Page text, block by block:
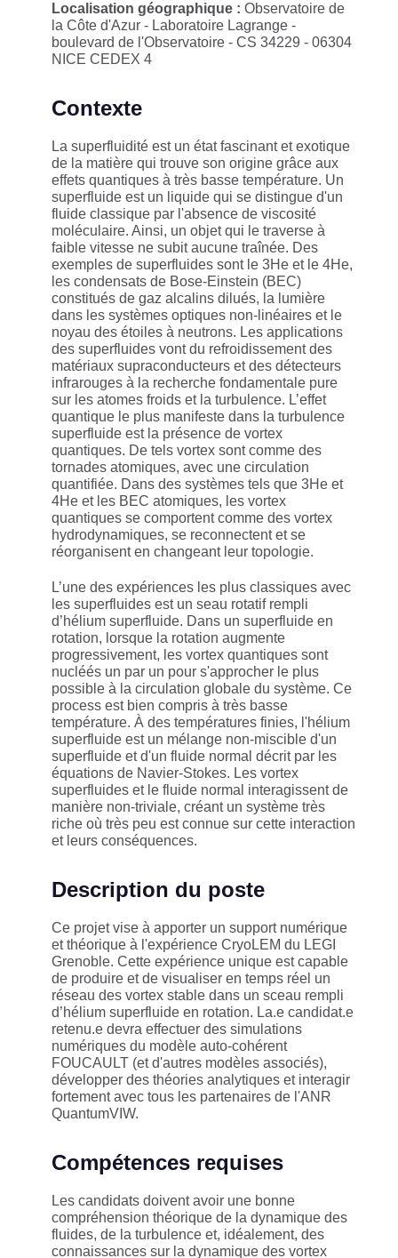
Localisation géographique : Observatoire de
la Côte d'Azur - Laboratoire Lagrange -
boulevard de l'Observatoire - CS 34229 - 06304
NICE CEDEX 4
Contexte
La superfluidité est un état fascinant et exotique
de la matière qui trouve son origine grâce aux
effets quantiques à très basse température. Un
superfluide est un liquide qui se distingue d'un
fluide classique par l'absence de viscosité
moléculaire. Ainsi, un objet qui le traverse à
faible vitesse ne subit aucune traînée. Des
exemples de superfluides sont le 3He et le 4He,
les condensats de Bose-Einstein (BEC)
constitués de gaz alcalins dilués, la lumière
dans les systèmes optiques non-linéaires et le
noyau des étoiles à neutrons. Les applications
des superfluides vont du refroidissement des
matériaux supraconducteurs et des détecteurs
infrarouges à la recherche fondamentale pure
sur les atomes froids et la turbulence. L’effet
quantique le plus manifeste dans la turbulence
superfluide est la présence de vortex
quantiques. De tels vortex sont comme des
tornades atomiques, avec une circulation
quantifiée. Dans des systèmes tels que 3He et
4He et les BEC atomiques, les vortex
quantiques se comportent comme des vortex
hydrodynamiques, se reconnectent et se
réorganisent en changeant leur topologie.
L’une des expériences les plus classiques avec
les superfluides est un seau rotatif rempli
d’hélium superfluide. Dans un superfluide en
rotation, lorsque la rotation augmente
progressivement, les vortex quantiques sont
nucléés un par un pour s'approcher le plus
possible à la circulation globale du système. Ce
process est bien compris à très basse
température. À des températures finies, l'hélium
superfluide est un mélange non-miscible d'un
superfluide et d'un fluide normal décrit par les
équations de Navier-Stokes. Les vortex
superfluides et le fluide normal interagissent de
manière non-triviale, créant un système très
riche où très peu est connue sur cette interaction
et leurs conséquences.
Description du poste
Ce projet vise à apporter un support numérique
et théorique à l'expérience CryoLEM du LEGI
Grenoble. Cette expérience unique est capable
de produire et de visualiser en temps réel un
réseau des vortex stable dans un sceau rempli
d’hélium superfluide en rotation. La.e candidat.e
retenu.e devra effectuer des simulations
numériques du modèle auto-cohérent
FOUCAULT (et d'autres modèles associés),
développer des théories analytiques et interagir
fortement avec tous les partenaires de l'ANR
QuantumVIW.
Compétences requises
Les candidats doivent avoir une bonne
compréhension théorique de la dynamique des
fluides, de la turbulence et, idéalement, des
connaissances sur la dynamique des vortex